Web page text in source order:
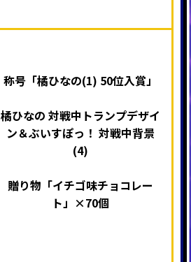
称号「橘ひなの(1) 50位入賞」
橘ひなの 対戦中トランプデザイ
ン＆ぶいすぽっ！ 対戦中背景
(4)
贈り物「イチゴ味チョコレー
ト」×70個